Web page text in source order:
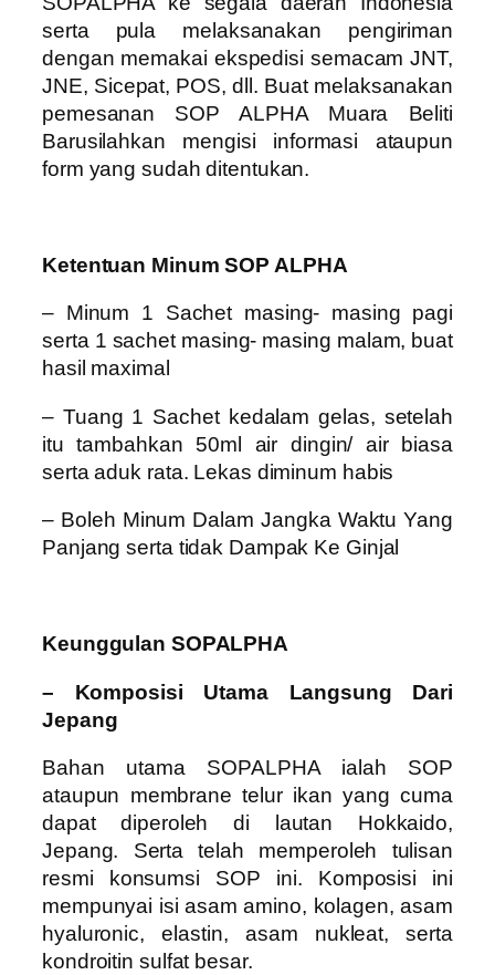
serta pula melaksanakan pengiriman
dengan memakai ekspedisi semacam JNT,
JNE, Sicepat, POS, dll. Buat melaksanakan
pemesanan SOP ALPHA Muara Beliti
Barusilahkan mengisi informasi ataupun
form yang sudah ditentukan.
Ketentuan Minum SOP ALPHA
– Minum 1 Sachet masing- masing pagi
serta 1 sachet masing- masing malam, buat
hasil maximal
– Tuang 1 Sachet kedalam gelas, setelah
itu tambahkan 50ml air dingin/ air biasa
serta aduk rata. Lekas diminum habis
– Boleh Minum Dalam Jangka Waktu Yang
Panjang serta tidak Dampak Ke Ginjal
Keunggulan SOPALPHA
– Komposisi Utama Langsung Dari
Jepang
Bahan utama SOPALPHA ialah SOP
ataupun membrane telur ikan yang cuma
dapat diperoleh di lautan Hokkaido,
Jepang. Serta telah memperoleh tulisan
resmi konsumsi SOP ini. Komposisi ini
mempunyai isi asam amino, kolagen, asam
hyaluronic, elastin, asam nukleat, serta
kondroitin sulfat besar.